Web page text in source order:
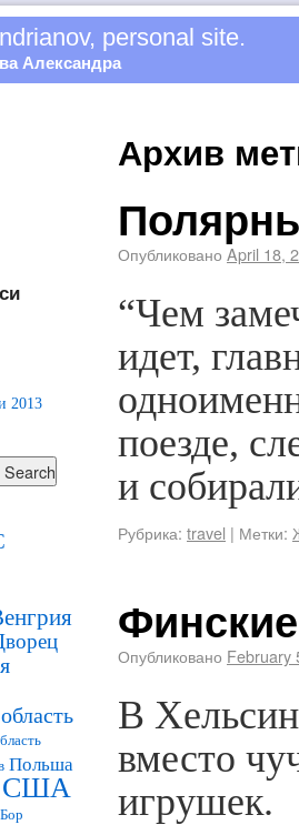
personal site.
Александра
2013
Польша
США
Архив
Опубликовано April 18,
“Чем
идет,
поезде,
и
Рубрика: travel | Метки:
Опубликовано February
В
вместо
игрушек.